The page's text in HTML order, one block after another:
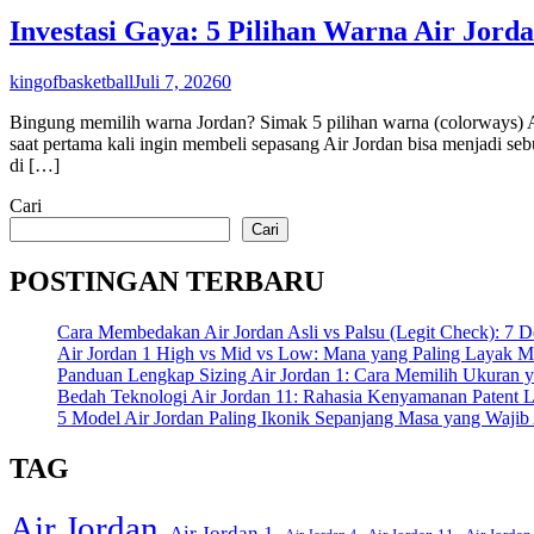
Investasi Gaya: 5 Pilihan Warna Air
kingofbasketballJuli 7, 20260
Bingung memilih warna Jordan? Simak 5 pilihan warna (colorways)
saat pertama kali ingin membeli sepasang Air Jordan bisa menjadi
di […]
Cari
Cari
POSTINGAN TERBARU
Cara Membedakan Air Jordan Asli vs Palsu (Legit Check): 7
Air Jordan 1 High vs Mid vs Low: Mana yang Paling Layak
Panduan Lengkap Sizing Air Jordan 1: Cara Memilih Ukuran
Bedah Teknologi Air Jordan 11: Rahasia Kenyamanan Patent
5 Model Air Jordan Paling Ikonik Sepanjang Masa yang
TAG